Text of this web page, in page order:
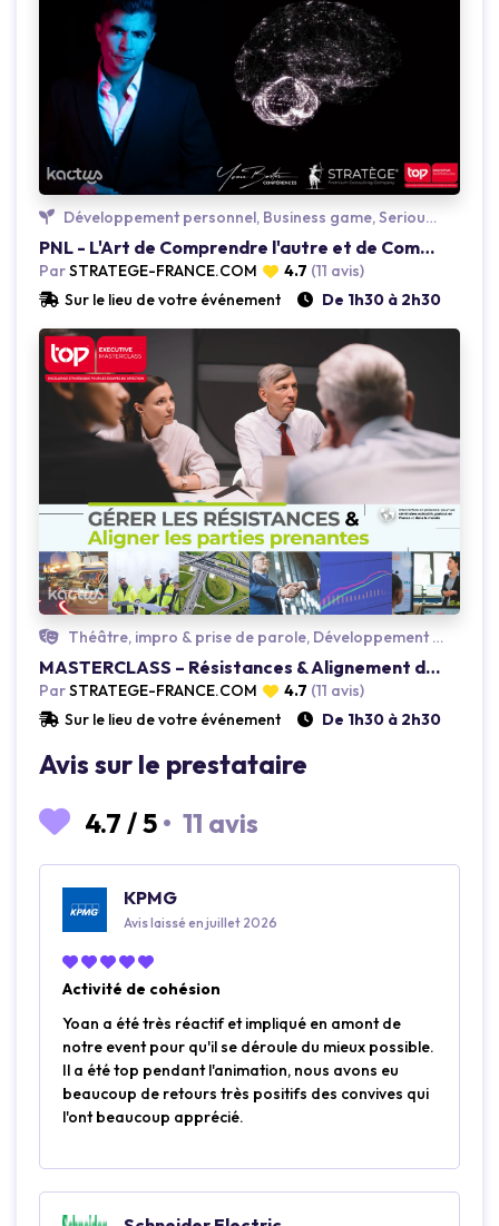
Loading...
Développement personnel, Business game, Serious game
PNL - L'Art de Comprendre l'autre et de Communiquer
ParSTRATEGE-FRANCE.COM 4.7 (11 avis)
Sur le lieu de votre événement
De 1h30 à 2h30
Loading...
Théâtre, impro & prise de parole, Développement personnel, Business game
MASTERCLASS – Résistances & Alignement des Parties Prenantes
ParSTRATEGE-FRANCE.COM 4.7 (11 avis)
Sur le lieu de votre événement
De 1h30 à 2h30
Avis sur le prestataire
4.7 /5 • 11 avis
KPMG
Avis laissé en juillet 2026
Activité de cohésion
Yoan a été très réactif et impliqué en amont de
notre event pour qu'il se déroule du mieux possible.
Il a été top pendant l'animation, nous avons eu
beaucoup de retours très positifs des convives qui
l'ont beaucoup apprécié.